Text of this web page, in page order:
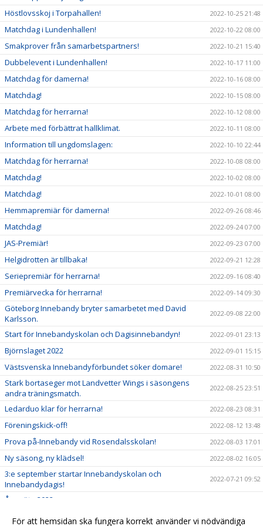
Höstlovsskoj i Torpahallen! 2022-10-25 21:48
Matchdag i Lundenhallen! 2022-10-22 08:00
Smakprover från samarbetspartners! 2022-10-21 15:40
Dubbelevent i Lundenhallen! 2022-10-17 11:00
Matchdag för damerna! 2022-10-16 08:00
Matchdag! 2022-10-15 08:00
Matchdag för herrarna! 2022-10-12 08:00
Arbete med förbättrat hallklimat. 2022-10-11 08:00
Information till ungdomslagen: 2022-10-10 22:44
Matchdag för herrarna! 2022-10-08 08:00
Matchdag! 2022-10-02 08:00
Matchdag! 2022-10-01 08:00
Hemmapremiär för damerna! 2022-09-26 08:46
Matchdag! 2022-09-24 07:00
JAS-Premiär! 2022-09-23 07:00
Helgidrotten är tillbaka! 2022-09-21 12:28
Seriepremiär för herrarna! 2022-09-16 08:40
Premiärvecka för herrarna! 2022-09-14 09:30
Göteborg Innebandy bryter samarbetet med David
Karlsson.
2022-09-08 22:00
Start för Innebandyskolan och Dagisinnebandyn! 2022-09-01 23:13
Björnslaget 2022 2022-09-01 15:15
Västsvenska Innebandyförbundet söker domare! 2022-08-31 10:50
Stark bortaseger mot Landvetter Wings i säsongens
andra träningsmatch.
2022-08-25 23:51
Ledarduo klar för herrarna! 2022-08-23 08:31
Föreningskick-off! 2022-08-12 13:48
Prova på-Innebandy vid Rosendalsskolan! 2022-08-03 17:01
Ny säsong, ny klädsel! 2022-08-02 16:05
3:e september startar Innebandyskolan och
Innebandydagis!
2022-07-21 09:52
Årsmöte 2022.
GDC 2022 inställt 2022-06-05 10:28
För att hemsidan ska fungera korrekt använder vi nödvändiga